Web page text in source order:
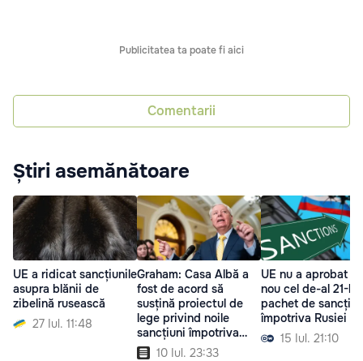
Publicitatea ta poate fi aici
Comentarii
Știri asemănătoare
UE a ridicat sancțiunile
asupra blănii de
zibelină rusească
27 Iul. 11:48
Graham: Casa Albă a
fost de acord să
susțină proiectul de
lege privind noile
sancțiuni împotriva
Rusiei10 Iul. 23:33
UE nu a aprobat
nou cel de-al 21-lea
pachet de
împotriva Rusiei
15 Iul. 21:10